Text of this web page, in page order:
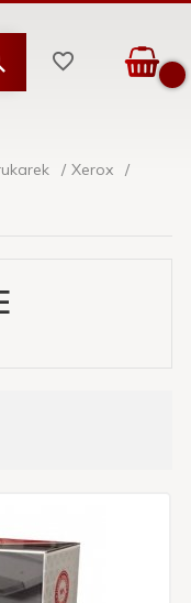
Xerox